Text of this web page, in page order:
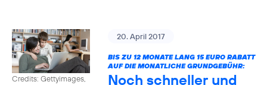
Credits: Gettyimages,
20. April 2017
BIS ZU 12 MONATE LANG 15 EURO RABATT
AUF DIE MONATLICHE GRUNDGEBÜHR:
Noch schneller und